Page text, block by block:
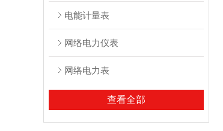
电能计量表
网络电力仪表
网络电力表
查看全部